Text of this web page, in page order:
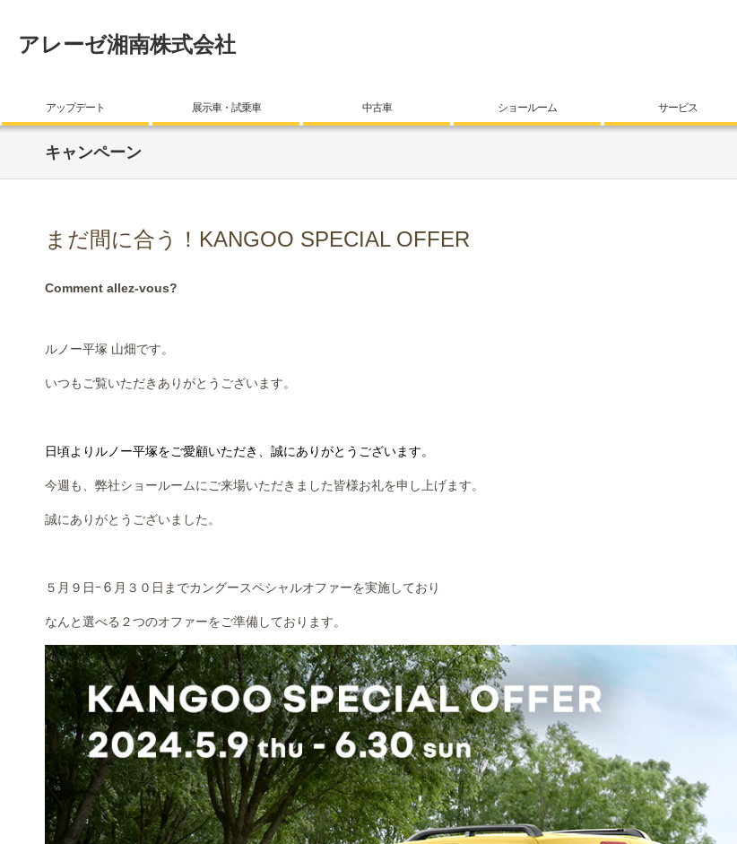
アレーゼ湘南株式会社
アップデート 展示車・試乗車 中古車 ショールーム サービス
キャンペーン
まだ間に合う！KANGOO SPECIAL OFFER
Comment allez-vous?
ルノー平塚 山畑です。
いつもご覧いただきありがとうございます。
日頃よりルノー平塚をご愛顧いただき、誠にありがとうございます。
今週も、弊社ショールームにご来場いただきました皆様お礼を申し上げます。
誠にありがとうございました。
５月９日ｰ６月３０日までカングースペシャルオファーを実施しており
なんと選べる２つのオファーをご準備しております。